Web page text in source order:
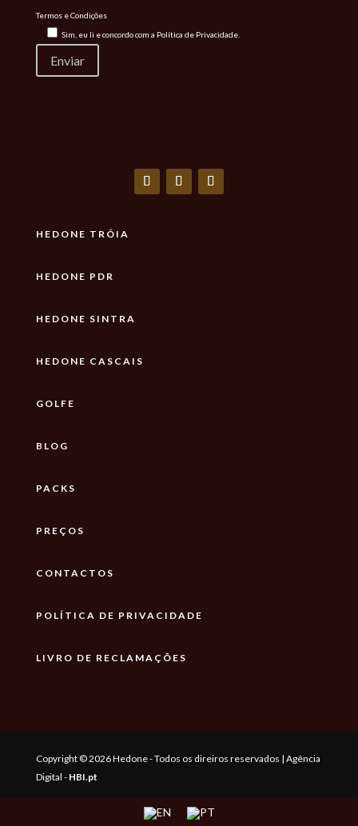
Termos e Condições
Sim, eu li e concordo com a Política de Privacidade.
HEDONE TRÓIA
HEDONE PDR
HEDONE SINTRA
HEDONE CASCAIS
GOLFE
BLOG
PACKS
PREÇOS
CONTACTOS
POLÍTICA DE PRIVACIDADE
LIVRO DE RECLAMAÇÕES
Copyright © 2026 Hedone - Todos os direiros reservados | Agência
Digital - HBI.pt